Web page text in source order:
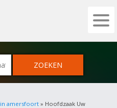
- DE ZAKELIJKE PORTAL
amersfoort » Hoofdzaak Uw